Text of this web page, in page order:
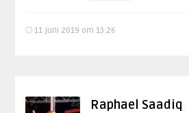
11 juni 2019 om 13:26
Raphael Saadiq